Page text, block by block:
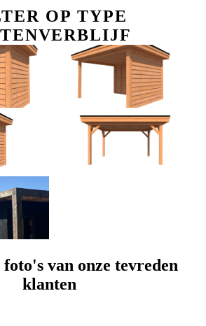
OP TYPE
Houten veranda
van onze tevreden
klanten